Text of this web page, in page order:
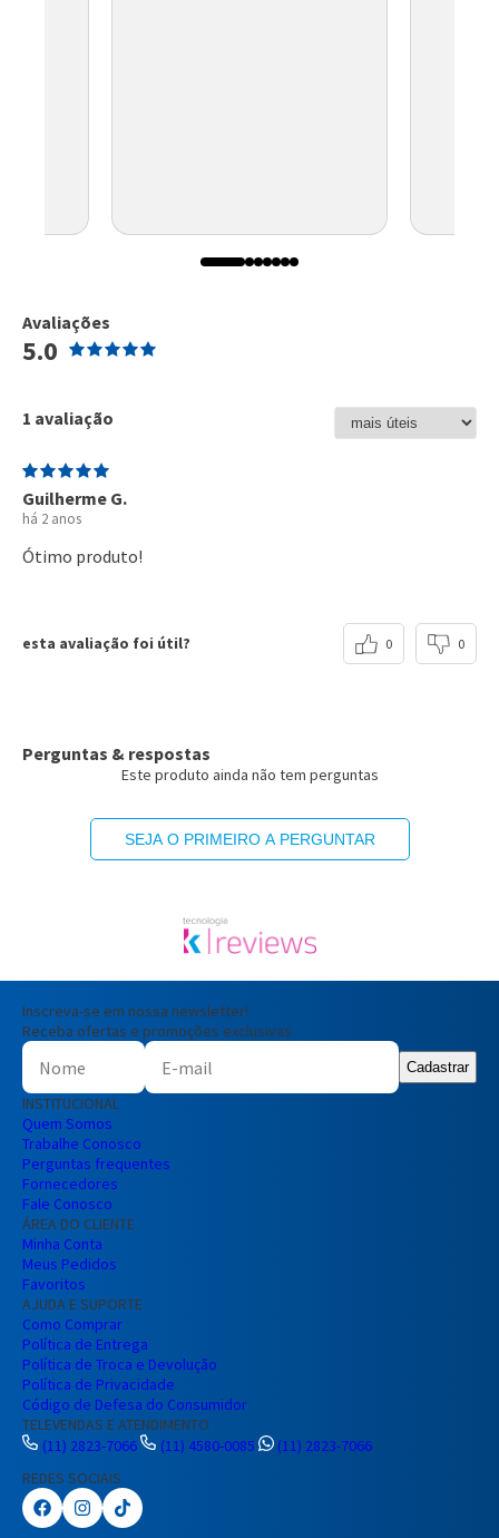
Avaliações
5.0
1 avaliação
Guilherme G.
há 2 anos
Ótimo produto!
esta avaliação foi útil? 0 0
Perguntas & respostas
Este produto ainda não tem perguntas
SEJA O PRIMEIRO A PERGUNTAR
Inscreva-se em nossa newsletter!
Receba ofertas e promoções exclusivas
Cadastrar
INSTITUCIONAL
Quem Somos
Trabalhe Conosco
Perguntas frequentes
Fornecedores
Fale Conosco
ÁREA DO CLIENTE
Minha Conta
Meus Pedidos
Favoritos
AJUDA E SUPORTE
Como Comprar
Política de Entrega
Política de Troca e Devolução
Política de Privacidade
Código de Defesa do Consumidor
TELEVENDAS E ATENDIMENTO
(11) 2823-7066
(11) 4580-0085
(11) 2823-7066
REDES SOCIAIS